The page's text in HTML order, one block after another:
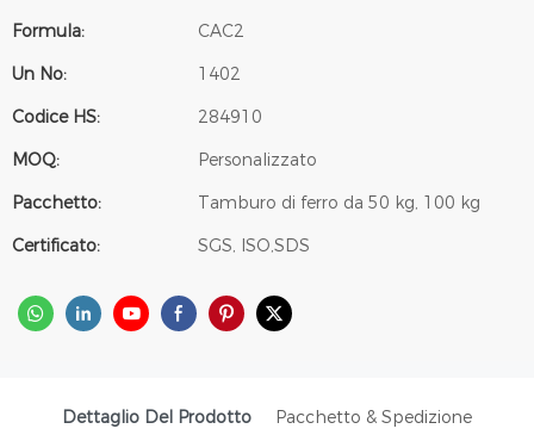
Formula:
CAC2
Un No:
1402
Codice HS:
284910
MOQ:
Personalizzato
Pacchetto:
Tamburo di ferro da 50 kg, 100 kg
Certificato:
SGS, ISO,SDS
Dettaglio Del Prodotto Pacchetto & Spedizione